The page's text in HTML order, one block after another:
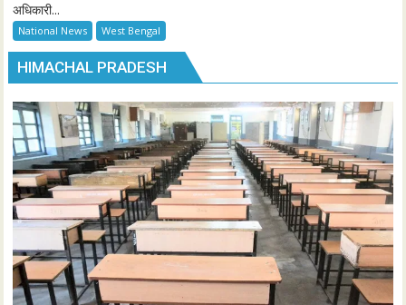
अधिकारी...
National News West Bengal
HIMACHAL PRADESH